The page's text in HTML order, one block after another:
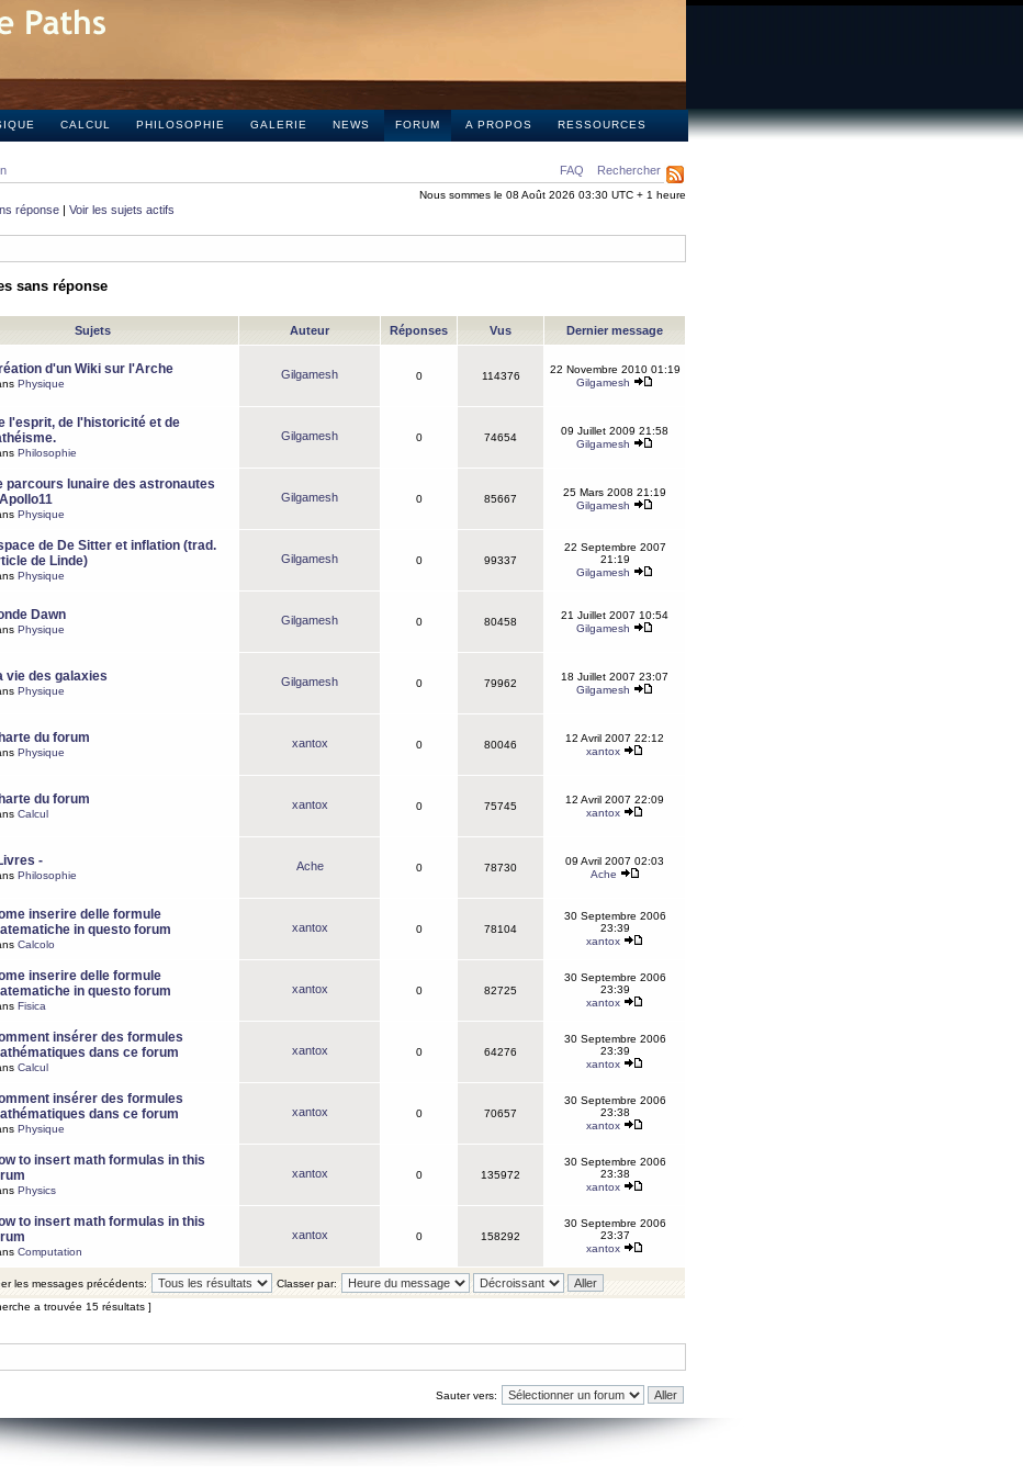
CALCUL PHILOSOPHIE GALERIE NEWS FORUM A PROPOS RESSOURCES
FAQ Rechercher
Nous sommes le 08 Août 2026 03:30 UTC + 1 heure
réponse | Voir les sujets actifs
sans réponse
Sujets Auteur Réponses Vus Dernier message
d'un Wiki sur l'Arche
Physique
Gilgamesh 0 114376
22 Novembre 2010 01:19
Gilgamesh
l'esprit, de l'historicité et de
Philosophie
Gilgamesh 0 74654
09 Juillet 2009 21:58
Gilgamesh
parcours lunaire des astronautes
Physique
Gilgamesh 0 85667
25 Mars 2008 21:19
Gilgamesh
de De Sitter et inflation (trad.
de Linde)
Physique
Gilgamesh 0 99337
22 Septembre 2007
21:19
Gilgamesh
Dawn
Physique
Gilgamesh 0 80458
21 Juillet 2007 10:54
Gilgamesh
vie des galaxies
Physique
Gilgamesh 0 79962
18 Juillet 2007 23:07
Gilgamesh
du forum
Physique
xantox 0 80046
12 Avril 2007 22:12
xantox
du forum
Calcul
xantox 0 75745
12 Avril 2007 22:09
xantox
-
Philosophie
Ache 0 78730
09 Avril 2007 02:03
Ache
inserire delle formule
in questo forum
Calcolo
xantox 0 78104
30 Septembre 2006
23:39
xantox
inserire delle formule
in questo forum
Fisica
xantox 0 82725
30 Septembre 2006
23:39
xantox
insérer des formules
dans ce forum
Calcul
xantox 0 64276
30 Septembre 2006
23:39
xantox
insérer des formules
dans ce forum
Physique
xantox 0 70657
30 Septembre 2006
23:38
xantox
to insert math formulas in this
Physics
xantox 0 135972
30 Septembre 2006
23:38
xantox
to insert math formulas in this
Computation
xantox 0 158292
30 Septembre 2006
23:37
xantox
les messages précédents:
Classer par:
a trouvée 15 résultats ]
Sauter vers: